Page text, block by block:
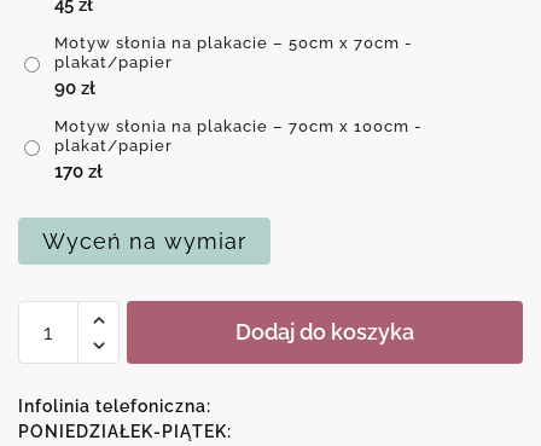
45 zł
Motyw słonia na plakacie – 50cm x 70cm -
plakat/papier
90 zł
Motyw słonia na plakacie – 70cm x 100cm -
plakat/papier
170 zł
Wyceń na wymiar
Motyw
na
plakacie
Dodaj do koszyka
Infolinia telefoniczna:
PONIEDZIAŁEK-PIĄTEK: